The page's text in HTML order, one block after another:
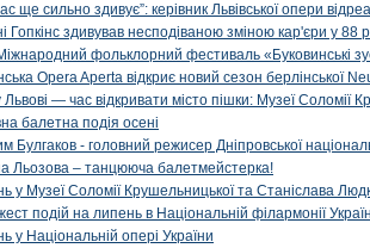
ще сильно здивує”: керівник Львівської опери
Гопкінс здивував несподіваною зміною кар'єри у 88
фольклорний фестиваль «Буковинські
Opera Aperta відкриє новий сезон берлінської
Львові — час відкривати місто пішки: Музеї Соломії
балетна подія осені
Булгаков - головний режисер Дніпровської
Льозова – танцююча балетмейстерка!
у Музеї Соломії Крушельницької та Станіслава
подій на липень в Національній філармонії
у Національній опері України